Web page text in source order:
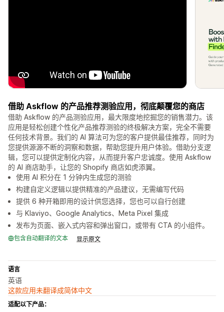
借助 Askflow 的产品推荐测验应用，彻底颠覆您的商店
借助 Askflow 的产品测验应用，最大限度地挖掘您的销售潜力。该
应用是轻松创建个性化产品推荐测验的终极解决方案，完全不需要
任何技术背景。我们的 AI 算法可为您的客户提供最佳推荐，同时为
您提供源源不断的洞察和数据，帮助您提升用户体验。借助分支逻
辑，您可以提供定制化内容，从而提升客户忠诚度。使用 Askflow
的 AI 商店助手，让您的 Shopify 商店如虎添翼。
使用 AI 积分在 1 分钟内生成您的测验
构建自定义逻辑以提供精准的产品建议，无需编写代码
提供 6 种开箱即用的设计供您选择，您也可以自行创建
与 Klaviyo、Google Analytics、Meta Pixel 集成
发布为页面、嵌入式内容和弹出窗口，或带有 CTA 的小组件。
包含自动翻译的文本 显示原文
语言
英语
这款应用未翻译成简体中文
适配以下产品：